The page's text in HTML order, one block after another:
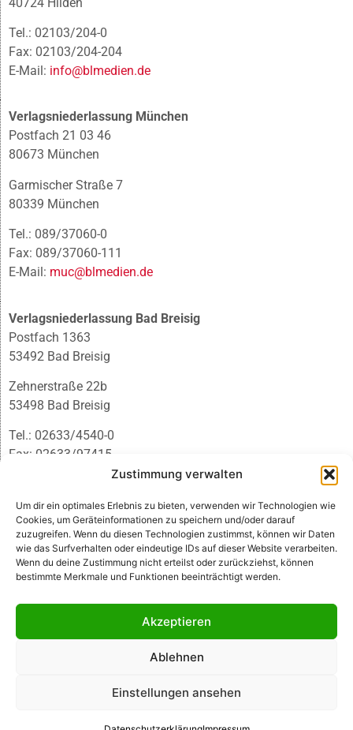
Zustimmung verwalten
Um dir ein optimales Erlebnis zu bieten, verwenden wir Technologien wie
Cookies, um Geräteinformationen zu speichern und/oder darauf
zuzugreifen. Wenn du diesen Technologien zustimmst, können wir Daten
wie das Surfverhalten oder eindeutige IDs auf dieser Website verarbeiten.
Wenn du deine Zustimmung nicht erteilst oder zurückziehst, können
bestimmte Merkmale und Funktionen beeinträchtigt werden.
Akzeptieren
Ablehnen
Einstellungen ansehen
Tel.: 02103/204-0
Fax: 02103/204-204
E-Mail: info@blmedien.de
Verlagsniederlassung München
Postfach 21 03 46
80673 München
Garmischer Straße 7
80339 München
Tel.: 089/37060-0
Fax: 089/37060-111
E-Mail: muc@blmedien.de
Verlagsniederlassung Bad Breisig
Postfach 1363
53492 Bad Breisig
Zehnerstraße 22b
53498 Bad Breisig
Tel.: 02633/4540-0
Fax: 02633/97415
infobb@blmedien.de